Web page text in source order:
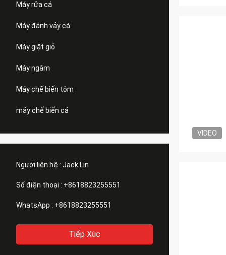
Máy rửa cá
Máy đánh vảy cá
Máy giặt giỏ
Máy ngâm
Máy chế biến tôm
máy chế biến cá
Người liên hệ : Jack Lin
Số điện thoại : +8618823255551
WhatsApp : +8618823255551
Tiếp Xúc
VIDEO